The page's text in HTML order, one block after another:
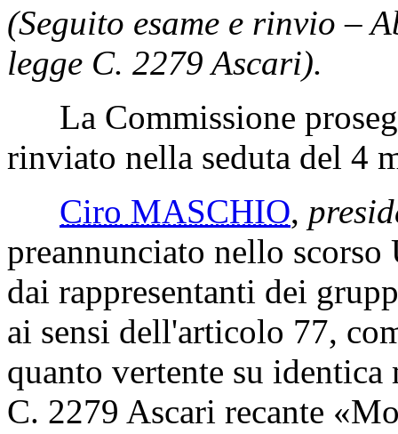
(Seguito esame e rinvio –
legge C. 2279 Ascari).
La Commissione
rinviato nella seduta del 4
Ciro MASCHIO,
preannunciato nello
dai rappresentanti dei
ai sensi dell'articolo 77,
quanto vertente su
C. 2279 Ascari recante